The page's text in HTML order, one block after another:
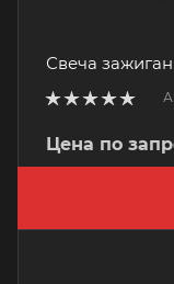
Свеча
Цена по